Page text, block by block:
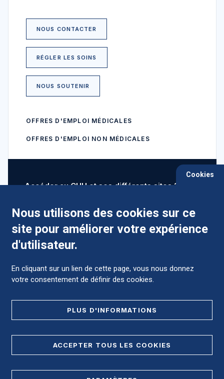
NOUS CONTACTER
RÉGLER LES SOINS
NOUS SOUTENIR
OFFRES D'EMPLOI MÉDICALES
OFFRES D'EMPLOI NON MÉDICALES
Accéder au CHU et ses différents sites ?
Comment préparer mon hospitalisation ?
Cookies
Nous utilisons des cookies sur ce
site pour améliorer votre expérience
d'utilisateur.
En cliquant sur un lien de cette page, vous nous donnez
votre consentement de définir des cookies.
PLUS D'INFORMATIONS
ACCEPTER TOUS LES COOKIES